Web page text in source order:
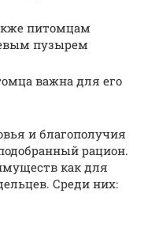
питомцам
пузырем
важна для его
и благополучия
рацион.
как для
Среди них: